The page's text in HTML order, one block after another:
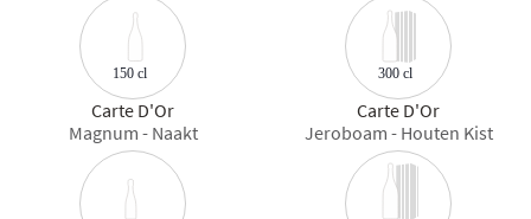
150 cl
Carte D'Or
Magnum - Naakt
300 cl
Carte D'Or
Jeroboam - Houten Kist